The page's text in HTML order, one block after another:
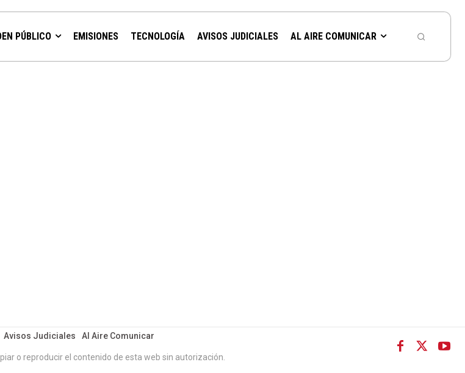
PÚBLICO EMISIONES TECNOLOGÍA AVISOS JUDICIALES AL AIRE COMUNICAR
Avisos Judiciales Al Aire Comunicar
o reproducir el contenido de esta web sin autorización.